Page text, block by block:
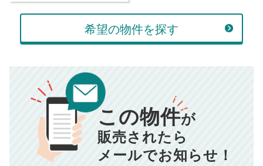
万円
返済シミュレーション計算結果
毎月の支払額 834
年間の支払額 10,005 円
計算する
00万円
■仲介手数料／00万円
■売買契約書印紙／ 0万円
■抵当権抹消費用／0万円
※購入価格よりも売却価格が高い場合、譲渡所得税が発生する
場合がございます。詳しくは最寄りの税務署などにご確認く
ださい。
希望の物件を探す
この物件が
販売されたら
メールでお知らせ！